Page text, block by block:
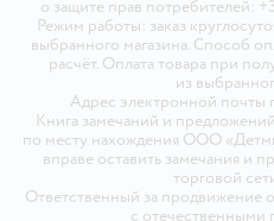
о защите прав потребителей:
Режим работы: заказ
выбранного магазина. Способ
расчёт. Оплата товара при
из
Адрес электронной почты
Книга замечаний и
по месту нахождения ООО
вправе оставить замечания и
торговой
Ответственный за продвижение
с отечественными